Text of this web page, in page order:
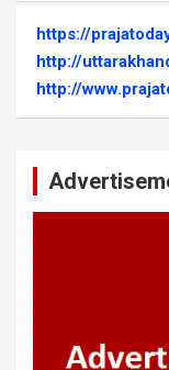
https://
http://
http://